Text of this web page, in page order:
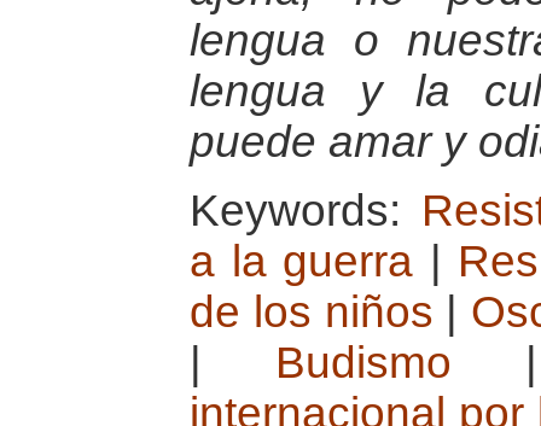
lengua o
lengua y la
puede amar y
Keywords:
a la guerra
de los niños
Budismo
internacional por